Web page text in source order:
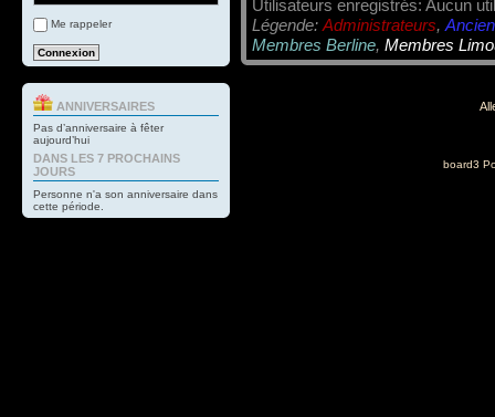
Me rappeler
ANNIVERSAIRES
Pas d’anniversaire à fêter
aujourd’hui
DANS LES 7 PROCHAINS
JOURS
Personne n'a son anniversaire dans
cette période.
Utilisateurs enregistrés: Aucun
Légende: Administrateurs,
Membres Berline, Membres
board3